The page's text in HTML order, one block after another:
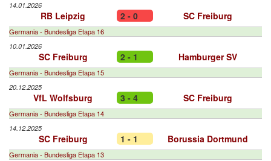
14.01.2026
RB Leipzig 2 - 0 SC Freiburg
Germania - Bundesliga Etapa 16
10.01.2026
SC Freiburg 2 - 1 Hamburger SV
Germania - Bundesliga Etapa 15
20.12.2025
VfL Wolfsburg 3 - 4 SC Freiburg
Germania - Bundesliga Etapa 14
14.12.2025
SC Freiburg 1 - 1 Borussia Dortmund
Germania - Bundesliga Etapa 13